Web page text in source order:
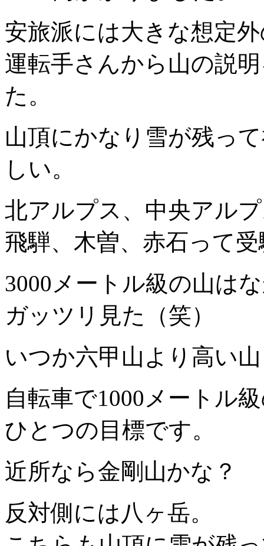
安旅派には大きな想定
運転手さんから山の説
た。
山頂にかなり雪が残っ
しい。
北アルプス、中央アル
飛騨、木曽、赤石って
3000メートル級の山は
ガッツリ見た（笑）
いつか六甲山より高い
自転車で1000メートル
ひとつの目標です。
近所なら金剛山かな？
反対側には八ヶ岳。